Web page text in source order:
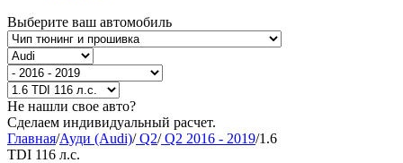
Выберите ваш автомобиль
Не нашли свое авто?
Сделаем индивидуальный расчет.
Главная/Ауди (Audi)/Q2/Q2 2016 - 2019/1.6
TDI 116 л.с.